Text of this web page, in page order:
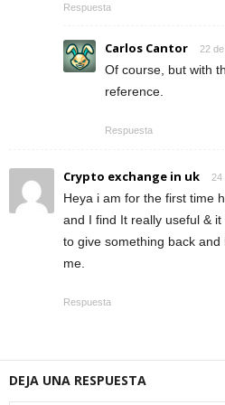
Respuesta
Carlos Cantor 22
Of course, but with
reference.
Respuesta
Crypto exchange in uk 24
Heya i am for the first time
and I find It really useful &
to give something back
me.
Respuesta
DEJA UNA RESPUESTA